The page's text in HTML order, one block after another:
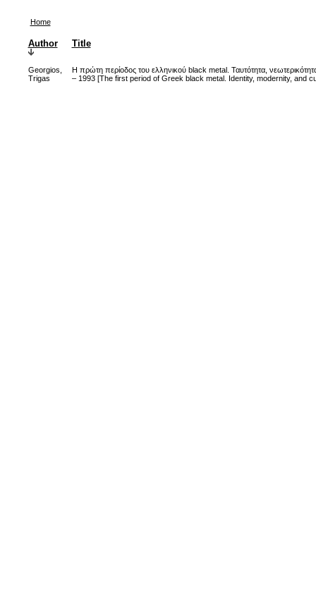
Home
Author Title
Georgios,
Trigas
Η πρώτη περίοδος του ελληνικού black metal. Ταυτότητα,
– 1993 [The first period of Greek black metal. Identity, modernity, and